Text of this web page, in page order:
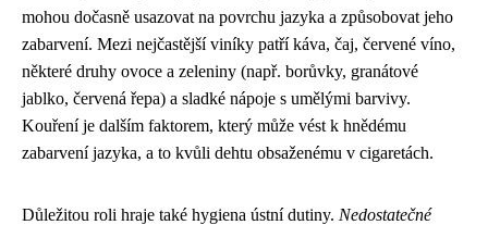
mohou dočasně usazovat na povrchu jazyka a způsobovat jeho
zabarvení. Mezi nejčastější viníky patří káva, čaj, červené víno,
některé druhy ovoce a zeleniny (např. borůvky, granátové
jablko, červená řepa) a sladké nápoje s umělými barvivy.
Kouření je dalším faktorem, který může vést k hnědému
zabarvení jazyka, a to kvůli dehtu obsaženému v cigaretách.
Důležitou roli hraje také hygiena ústní dutiny. Nedostatečné